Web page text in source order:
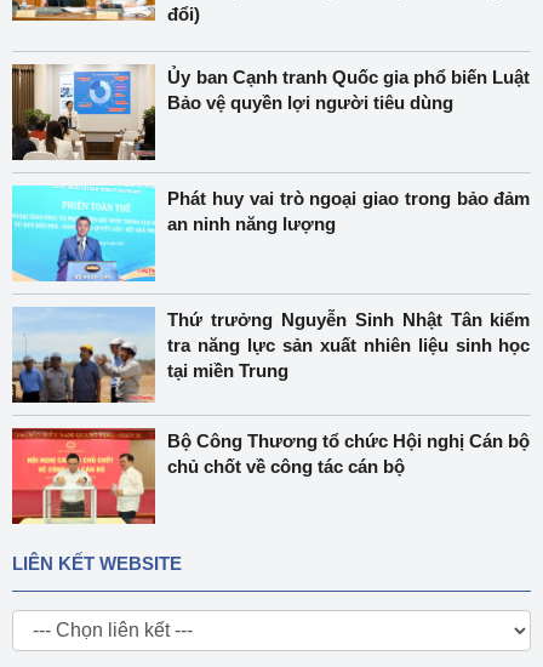
đổi)
Ủy ban Cạnh tranh Quốc gia phổ biến Luật
Bảo vệ quyền lợi người tiêu dùng
Phát huy vai trò ngoại giao trong bảo đảm
an ninh năng lượng
Thứ trưởng Nguyễn Sinh Nhật Tân kiểm
tra năng lực sản xuất nhiên liệu sinh học
tại miền Trung
Bộ Công Thương tổ chức Hội nghị Cán bộ
chủ chốt về công tác cán bộ
LIÊN KẾT WEBSITE